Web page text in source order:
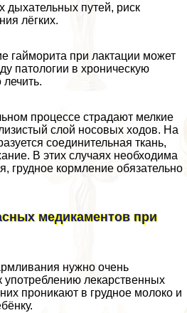
дыхательных путей, риск
лёгких.
гайморита при лактации может
патологии в хроническую
процессе страдают мелкие
слой носовых ходов. На
соединительная ткань,
В этих случаях необходима
грудное кормление обязательно
медикаментов при
нужно очень
употрeблению лекарственных
проникают в грудное молоко и